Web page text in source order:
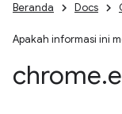
Beranda Docs
Apakah informasi ini
chrome.